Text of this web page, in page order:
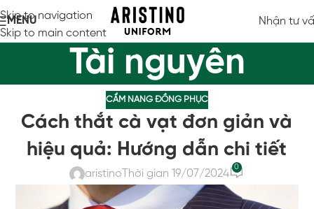
Skip to navigation
Skip to main content
MENU Nhận tư
Tài nguyên
CẨM NANG ĐỒNG PHỤC
Cách thắt cà vạt đơn giản và
hiệu quả: Hướng dẫn chi tiết
aristino Thời gian 19/07/2024
0